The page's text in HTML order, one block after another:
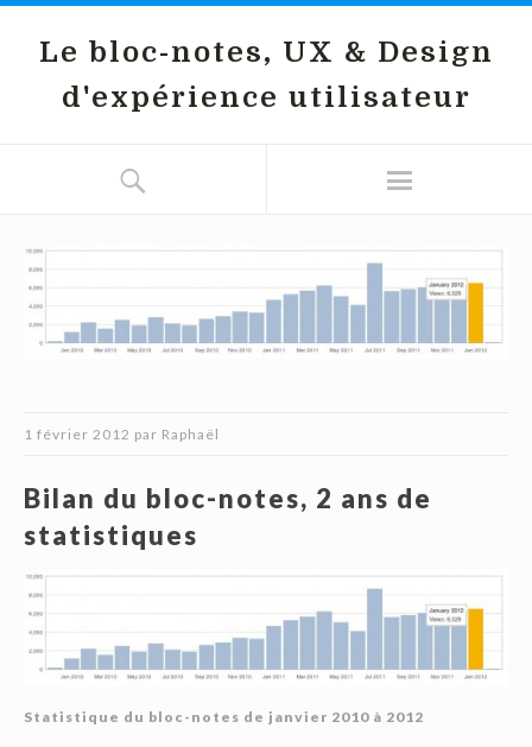
Le bloc-notes, UX & Design
d'expérience utilisateur
1 février 2012 par Raphaël
Bilan du bloc-notes, 2 ans de
statistiques
Statistique du bloc-notes de janvier 2010 à 2012